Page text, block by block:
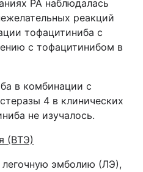
РА наблюдалась
реакций
тофацитиниба с
с тофацитинибом в
в комбинации с
4 в клинических
не изучалось.
(ВТЭ)
эмболию (ЛЭ),